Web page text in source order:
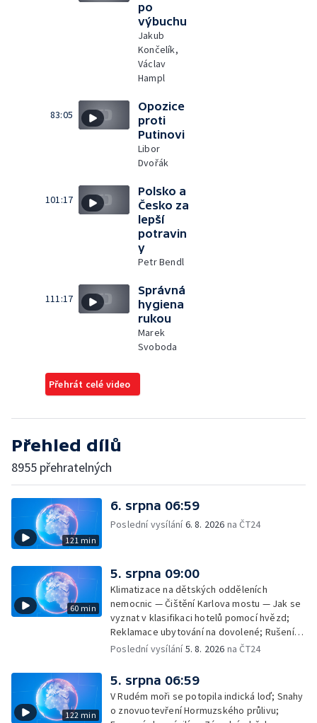
po
výbuchu
Jakub
Končelík,
Václav
Hampl
83:05
Opozice
proti
Putinovi
Libor
Dvořák
101:17
Polsko a
Česko za
lepší
potravin
y
Petr Bendl
111:17
Správná
hygiena
rukou
Marek
Svoboda
Přehrát celé video
Přehled dílů
8955 přehratelných
121 min
6. srpna 06:59
Poslední vysílání6. 8. 2026 na ČT24
60 min
5. srpna 09:00
Klimatizace na dětských odděleních
nemocnic — Čištění Karlova mostu — Jak se
vyznat v klasifikaci hotelů pomocí hvězd;
Reklamace ubytování na dovolené; Rušení
dovolené kvůli přírodním živlům; Práva
na dovolené v zahraničí; Platby a výběry na
dovolené v zahraničí — Těžba léčivé rašeliny
u Malé Morávky
Poslední vysílání5. 8. 2026 na ČT24
122 min
5. srpna 06:59
V Rudém moři se potopila indická loď; Snahy
o znovuotevření Hormuzského průlivu;